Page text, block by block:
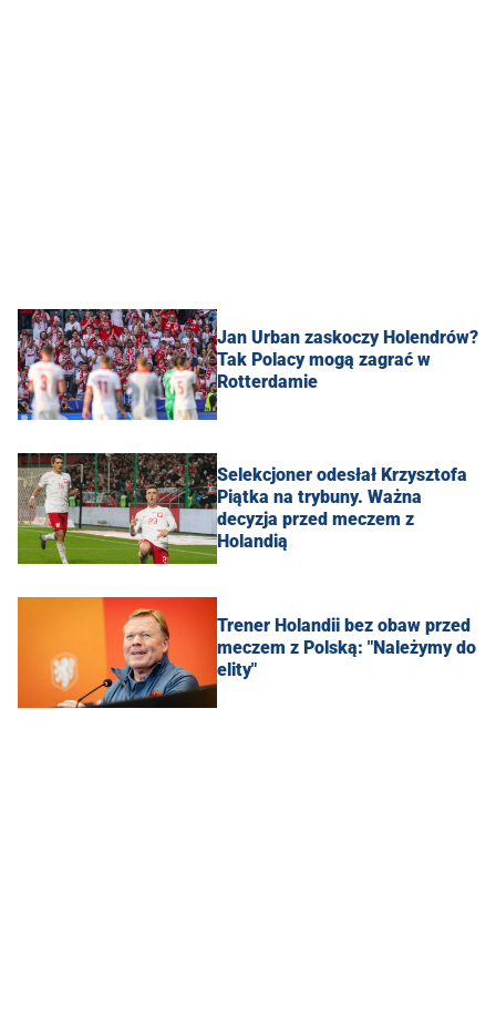
Jan Urban zaskoczy Holendrów?
Tak Polacy mogą zagrać w
Rotterdamie
Selekcjoner odesłał Krzysztofa
Piątka na trybuny. Ważna
decyzja przed meczem z
Holandią
Trener Holandii bez obaw przed
meczem z Polską: "Należymy do
elity"